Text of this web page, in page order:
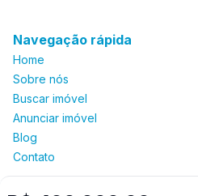
Navegação rápida
Home
Sobre nós
Buscar imóvel
Anunciar imóvel
Blog
Contato